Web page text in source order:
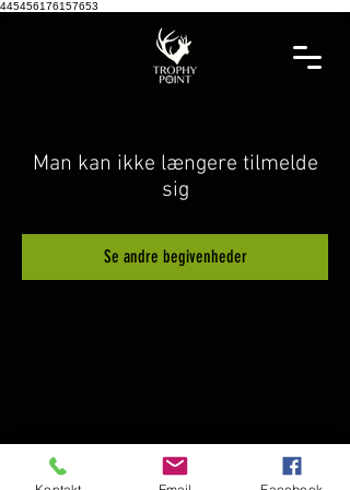
445456176157653
Man kan ikke længere tilmelde
sig
Se andre begivenheder